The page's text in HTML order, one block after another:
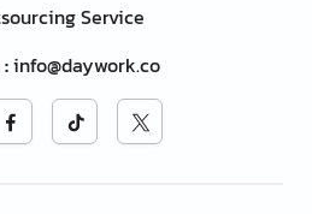
Service
:info@daywork.co